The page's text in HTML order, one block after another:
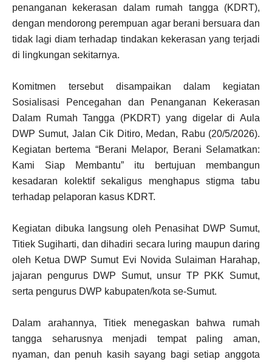
penanganan kekerasan dalam rumah tangga (KDRT),
dengan mendorong perempuan agar berani bersuara dan
tidak lagi diam terhadap tindakan kekerasan yang terjadi
di lingkungan sekitarnya.
Komitmen tersebut disampaikan dalam kegiatan
Sosialisasi Pencegahan dan Penanganan Kekerasan
Dalam Rumah Tangga (PKDRT) yang digelar di Aula
DWP Sumut, Jalan Cik Ditiro, Medan, Rabu (20/5/2026).
Kegiatan bertema “Berani Melapor, Berani Selamatkan:
Kami Siap Membantu” itu bertujuan membangun
kesadaran kolektif sekaligus menghapus stigma tabu
terhadap pelaporan kasus KDRT.
Kegiatan dibuka langsung oleh Penasihat DWP Sumut,
Titiek Sugiharti, dan dihadiri secara luring maupun daring
oleh Ketua DWP Sumut Evi Novida Sulaiman Harahap,
jajaran pengurus DWP Sumut, unsur TP PKK Sumut,
serta pengurus DWP kabupaten/kota se-Sumut.
Dalam arahannya, Titiek menegaskan bahwa rumah
tangga seharusnya menjadi tempat paling aman,
nyaman, dan penuh kasih sayang bagi setiap anggota